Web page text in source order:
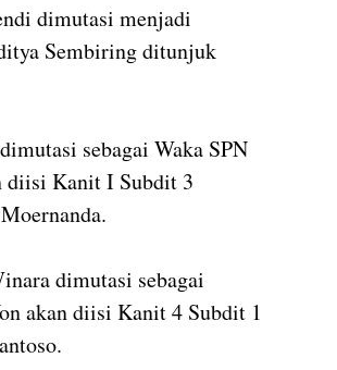
dimutasi menjadi
Sembiring ditunjuk
sebagai Waka SPN
diisi Kanit I Subdit 3
dimutasi sebagai
akan diisi Kanit 4 Subdit 1